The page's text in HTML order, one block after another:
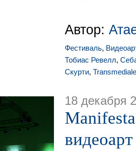
Автор:
Фестиваль,
Тобиас Ревелл,
Скурти, Transmediale
18 декабря
видеоарт